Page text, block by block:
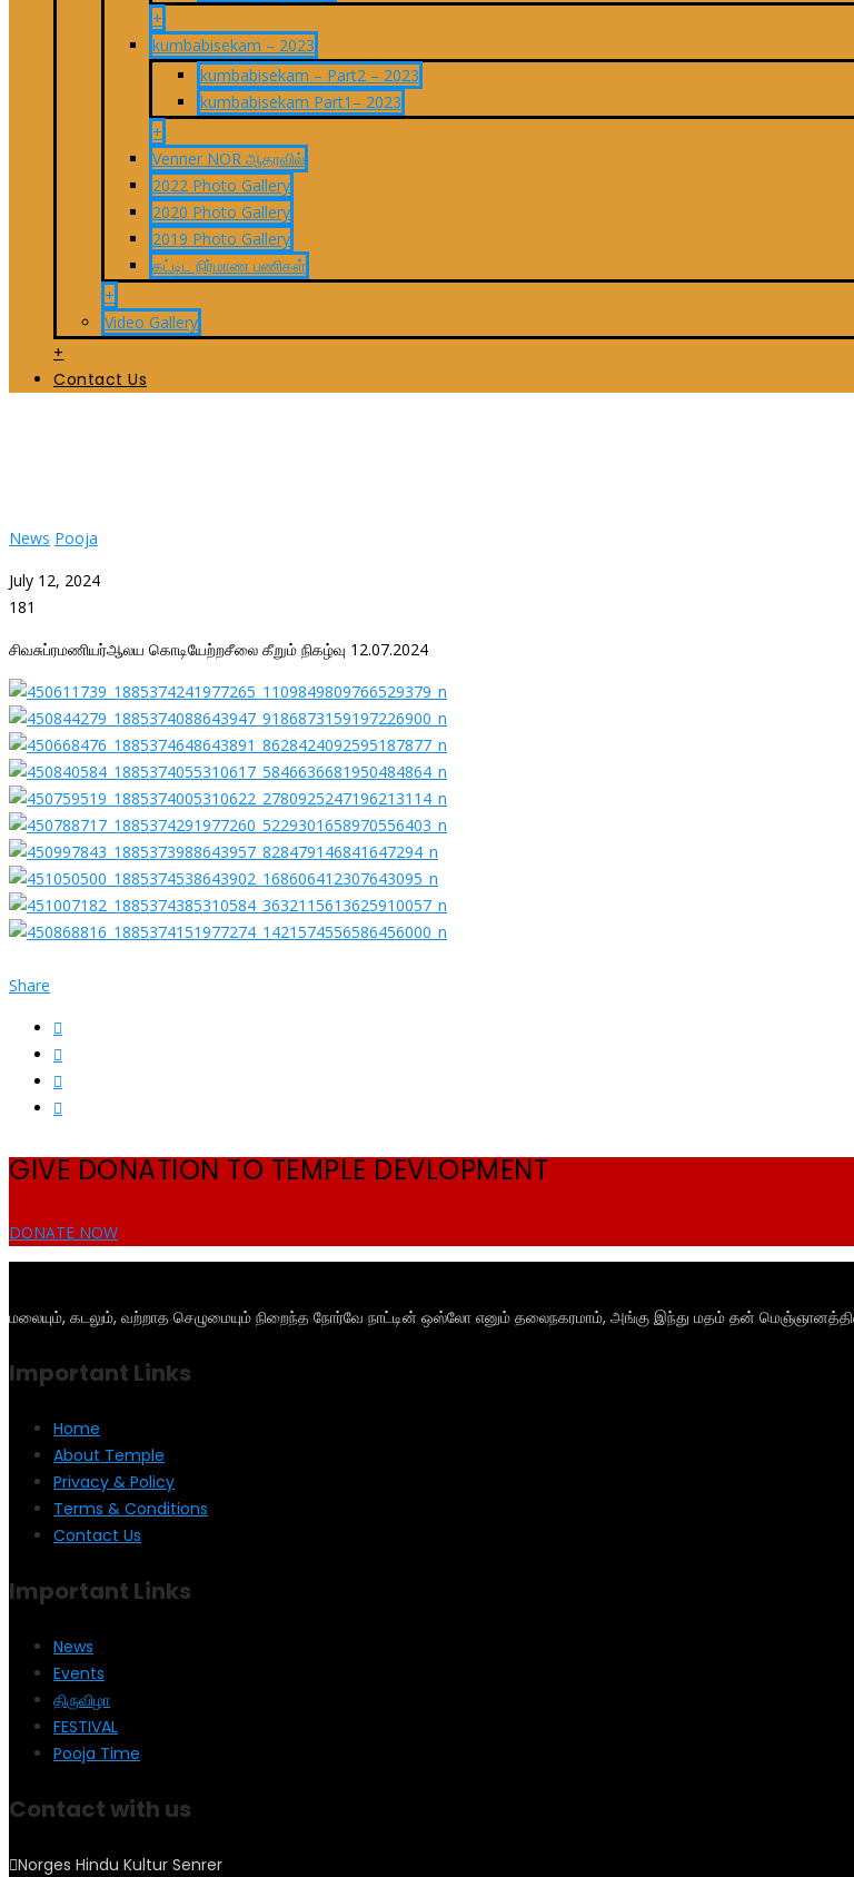
+
kumbabisekam – 2023
kumbabisekam – Part2 – 2023
kumbabisekam Part1– 2023
+
Venner NOR ஆதரவில்
2022 Photo Gallery
2020 Photo Gallery
2019 Photo Gallery
கட்டிட நிர்மாண பணிகள்
+
Video Gallery
+
Contact Us
News Pooja
July 12, 2024
181
சிவசுப்ரமணியர்ஆலய கொடியேற்றசீலை கீறும் நிகழ்வு 12.07.2024
Share
GIVE DONATION TO TEMPLE DEVLOPMENT
DONATE NOW
மலையும், கடலும், வற்றாத செழுமையும் நிறைந்த நோர்வே நாட்டின் ஒஸ்லோ எனும் தலைநகரமாம், அங்கு இந்து மதம் தன்
Important Links
Home
About Temple
Privacy & Policy
Terms & Conditions
Contact Us
Important Links
News
Events
திருவிழா
FESTIVAL
Pooja Time
Contact with us
Norges Hindu Kultur Senrer